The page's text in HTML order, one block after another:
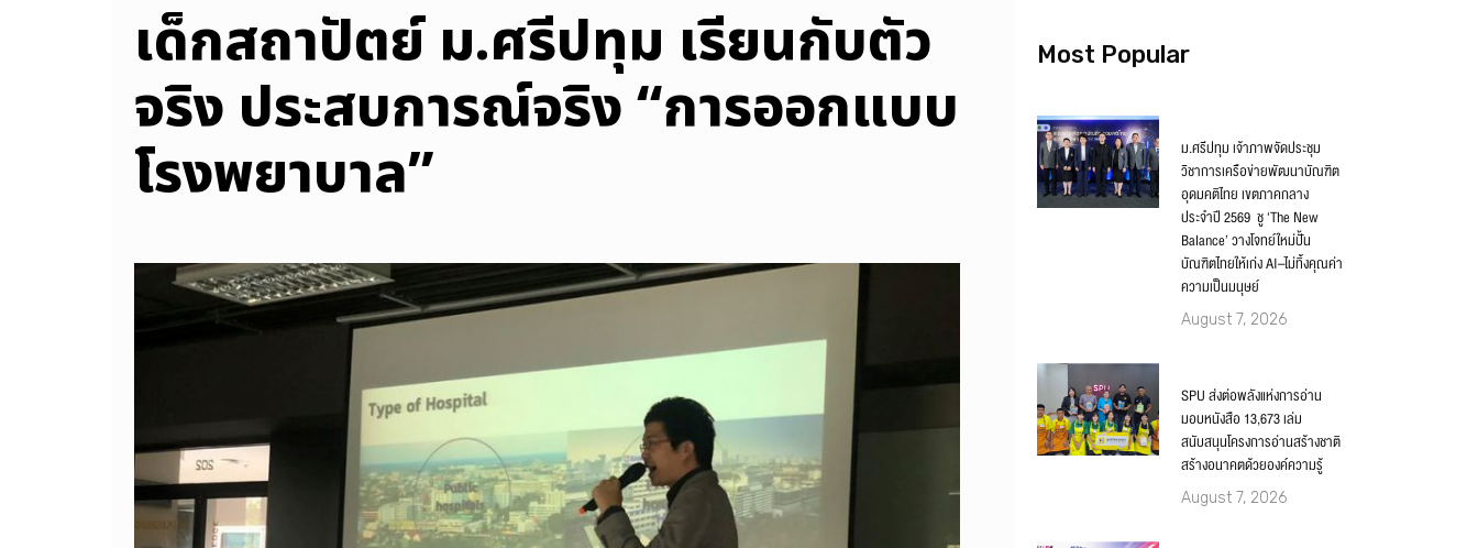
เด็กสถาปัตย์ ม.ศรีปทุม เรียนกับตัว
จริง ประสบการณ์จริง “การออกแบบ
โรงพยาบาล”
Most Popular
ม.ศรีปทุม เจ้าภาพจัดประชุม
วิชาการเครือข่ายพัฒนาบัณฑิต
อุดมคติไทย เขตภาคกลาง
ประจำปี 2569 ชู ‘The New
Balance’ วางโจทย์ใหม่ปั้น
บัณฑิตไทยให้เก่ง AI–ไม่ทิ้งคุณค่า
ความเป็นมนุษย์
August 7, 2026
SPU ส่งต่อพลังแห่งการอ่าน
มอบหนังสือ 13,673 เล่ม
สนับสนุนโครงการอ่านสร้างชาติ
สร้างอนาคตด้วยองค์ความรู้
August 7, 2026